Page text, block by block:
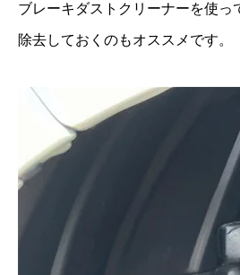
ブレーキダストクリーナーを使っ
除去しておくのもオススメです。